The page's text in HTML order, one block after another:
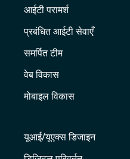
आईटी परामर्श
प्रबंधित आईटी सेवाएँ
समर्पित टीम
वेब विकास
मोबाइल विकास
यूआई/यूएक्स डिजाइन